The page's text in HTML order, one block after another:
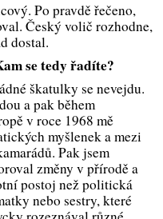
Po pravdě řečeno,
Český volič rozhodne,
dostal.
se tedy řadíte?
škatulky se nevejdu.
a pak během
v roce 1968 mě
myšlenek a mezi
Pak jsem
změny v přírodě a
postoj než politická
nebo sestry, které